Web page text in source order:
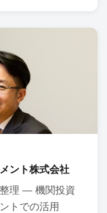
ント株式会社
理 ― 機関投資
トでの活用